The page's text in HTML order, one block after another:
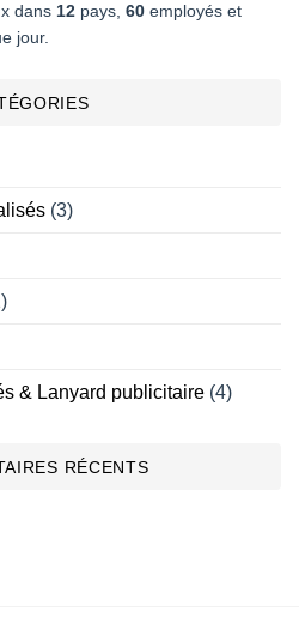
dans 12 pays, 60 employés et
jour.
(3)
& Lanyard publicitaire (4)
RÉCENTS